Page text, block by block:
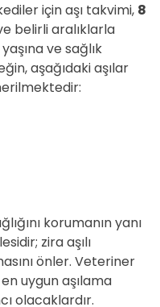
için aşı takvimi, 8
belirli aralıklarla
ve sağlık
aşağıdaki aşılar
korumanın yanı
zira aşılı
önler. Veteriner
uygun aşılama
olacaklardır.